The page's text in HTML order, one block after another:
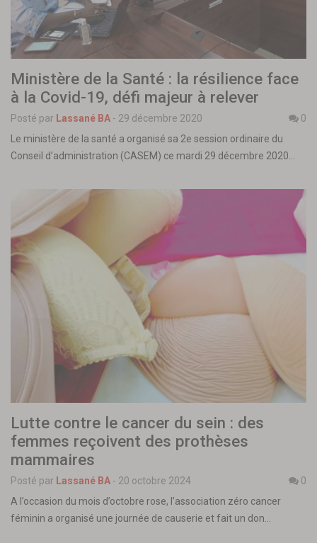
Ministère de la Santé : la résilience face
à la Covid-19, défi majeur à relever
Posté par Lassané BA - 29 décembre 2020
0
Le ministère de la santé a organisé sa 2e session ordinaire du
Conseil d’administration (CASEM) ce mardi 29 décembre 2020…
Lutte contre le cancer du sein : des
femmes reçoivent des prothèses
mammaires
Posté par Lassané BA - 20 octobre 2024
0
A l’occasion du mois d’octobre rose, l’association zéro cancer
féminin a organisé une journée de causerie et fait un don…